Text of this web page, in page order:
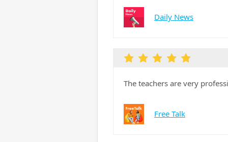
Daily News
The teachers are very
Free Talk